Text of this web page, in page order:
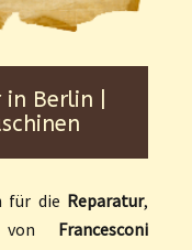
Berlin |
für die Reparatur,
Francesconi